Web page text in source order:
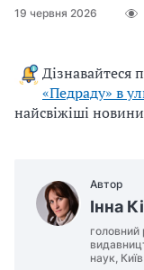
19 червня 2026
«Педраду» в
найсвіжіші
Автор
Інна
наук, Київ